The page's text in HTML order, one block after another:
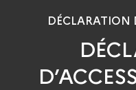
DÉCLARATION